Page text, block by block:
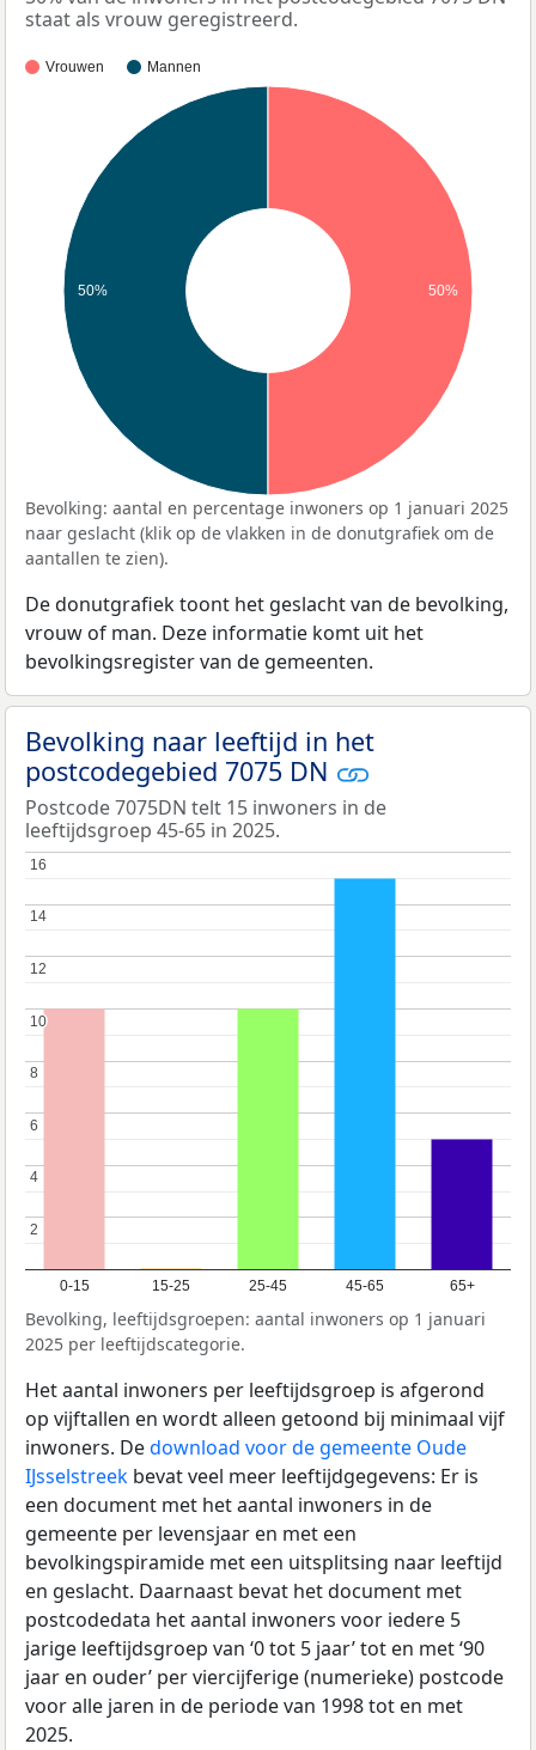
staat als vrouw geregistreerd.
Vrouwen Mannen
50% 50%
Bevolking: aantal en percentage inwoners op 1 januari 2025
naar geslacht (klik op de vlakken in de donutgrafiek om de
aantallen te zien).
De donutgrafiek toont het geslacht van de bevolking,
vrouw of man. Deze informatie komt uit het
bevolkingsregister van de gemeenten.
Bevolking naar leeftijd in het
postcodegebied 7075 DN
Postcode 7075DN telt 15 inwoners in de
leeftijdsgroep 45-65 in 2025.
0-15 15-25 25-45 45-65 65+
2
2
4
4
6
6
8
8
10
10
12
12
14
14
16
16
Bevolking, leeftijdsgroepen: aantal inwoners op 1 januari
2025 per leeftijdscategorie.
Het aantal inwoners per leeftijdsgroep is afgerond
op vijftallen en wordt alleen getoond bij minimaal vijf
inwoners. Dedownload voor de gemeente Oude
IJsselstreek bevat veel meer leeftijdgegevens: Er is
een document met het aantal inwoners in de
gemeente per levensjaar en met een
bevolkingspiramide met een uitsplitsing naar leeftijd
en geslacht. Daarnaast bevat het document met
postcodedata het aantal inwoners voor iedere 5
jarige leeftijdsgroep van ‘0 tot 5 jaar’ tot en met ‘90
jaar en ouder’ per viercijferige (numerieke) postcode
voor alle jaren in de periode van 1998 tot en met
2025.